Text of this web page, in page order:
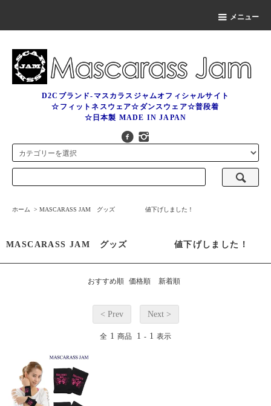
メニュー
D2Cブランド-マスカラスジャムオフィシャルサイト
☆フィットネスウェア☆ダンスウェア☆普段着
☆日本製 MADE IN JAPAN
ホーム > MASCARASS JAM グッズ 値下げしました！
MASCARASS JAM グッズ 値下げしました！
おすすめ順 価格順 新着順
< Prev Next >
全 1 商品 1 - 1 表示